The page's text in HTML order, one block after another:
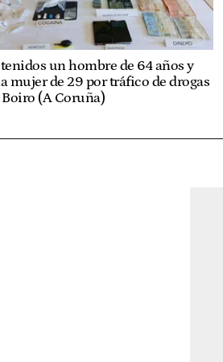
un hombre de 64 años y
mujer de 29 por tráfico de drogas
(A Coruña)